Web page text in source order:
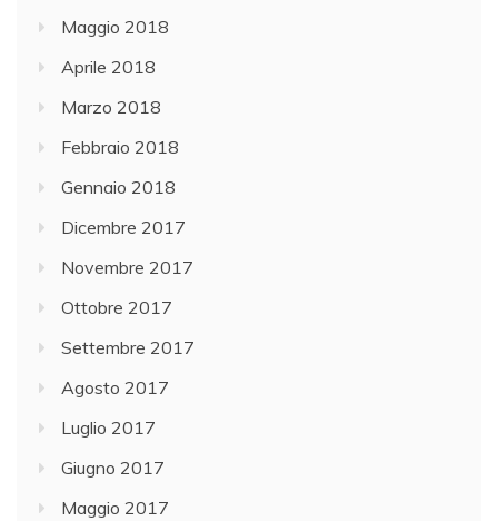
Maggio 2018
Aprile 2018
Marzo 2018
Febbraio 2018
Gennaio 2018
Dicembre 2017
Novembre 2017
Ottobre 2017
Settembre 2017
Agosto 2017
Luglio 2017
Giugno 2017
Maggio 2017